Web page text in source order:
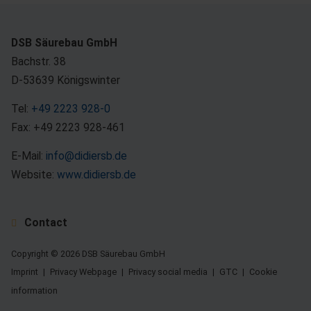
DSB Säurebau GmbH
Bachstr. 38
D-53639 Königswinter
Tel: +49 2223 928-0
Fax: +49 2223 928-461
E-Mail: info@didiersb.de
Website: www.didiersb.de
Contact
Copyright © 2026 DSB Säurebau GmbH
Imprint
Privacy Webpage Privacy social media GTC
Cookie
information